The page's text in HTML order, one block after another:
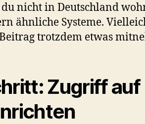
nicht in Deutschland
ähnliche Systeme.
trotzdem etwas
Zugriff auf